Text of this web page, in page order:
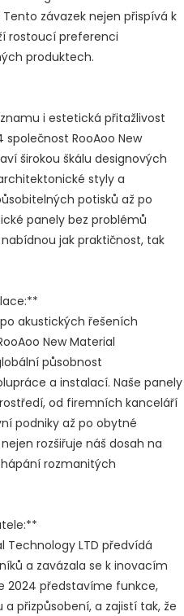
závazek nejen přispívá k
rostoucí preferenci
produktech.
i estetická přitažlivost
RooAoo New
širokou škálu designových
styly a
potisků až po
panely bez problémů
jak praktičnost, tak
akustických řešeních
New Material
působnost
a instalací. Naše panely
od firemních kanceláří
podniky až po obytné
rozšiřuje náš dosah na
rozmanitých
Technology LTD předvídá
a zavázala se k inovacím
2024 představíme funkce,
přizpůsobení, a zajistí tak, že